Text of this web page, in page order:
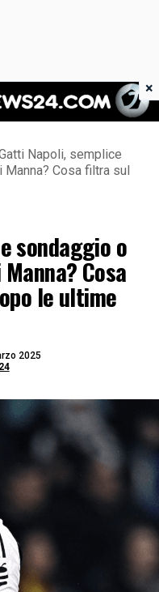
24
Napoli, semplice
Cosa filtra sul
sondaggio o
Cosa
le ultime
2025
×